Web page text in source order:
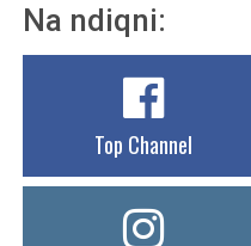
Na ndiqni:
Top Channel